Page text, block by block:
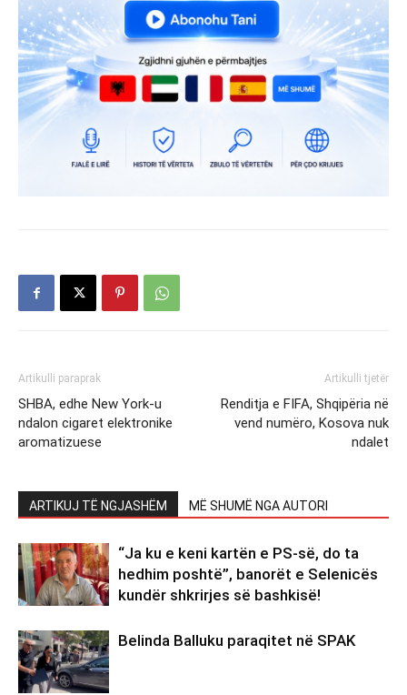
Artikulli paraprak
SHBA, edhe New York-u
ndalon cigaret elektronike
aromatizuese
Artikulli tjetër
Renditja e FIFA, Shqipëria në
vend numëro, Kosova nuk
ndalet
ARTIKUJ TË NGJASHËM MË SHUMË NGA AUTORI
“Ja ku e keni kartën e PS-së, do ta
hedhim poshtë”, banorët e Selenicës
kundër shkrirjes së bashkisë!
Belinda Balluku paraqitet në SPAK